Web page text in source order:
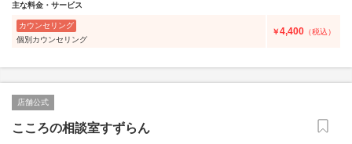
主な料金・サービス
カウンセリング
個別カウンセリング
￥4,400 （税込）
店舗公式
こころの相談室すずらん